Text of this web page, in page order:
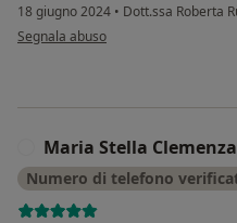
18 giugno 2024 • Dott.ssa Roberta
secondo l'opinione dell'utente Carla
Segnala abuso
Maria Stella Clemenza
Numero di telefono